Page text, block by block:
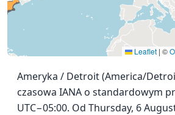
Leaflet | ©
Ameryka / Detroit (America/
czasowa IANA o standardowym
UTC−05:00. Od Thursday, 6